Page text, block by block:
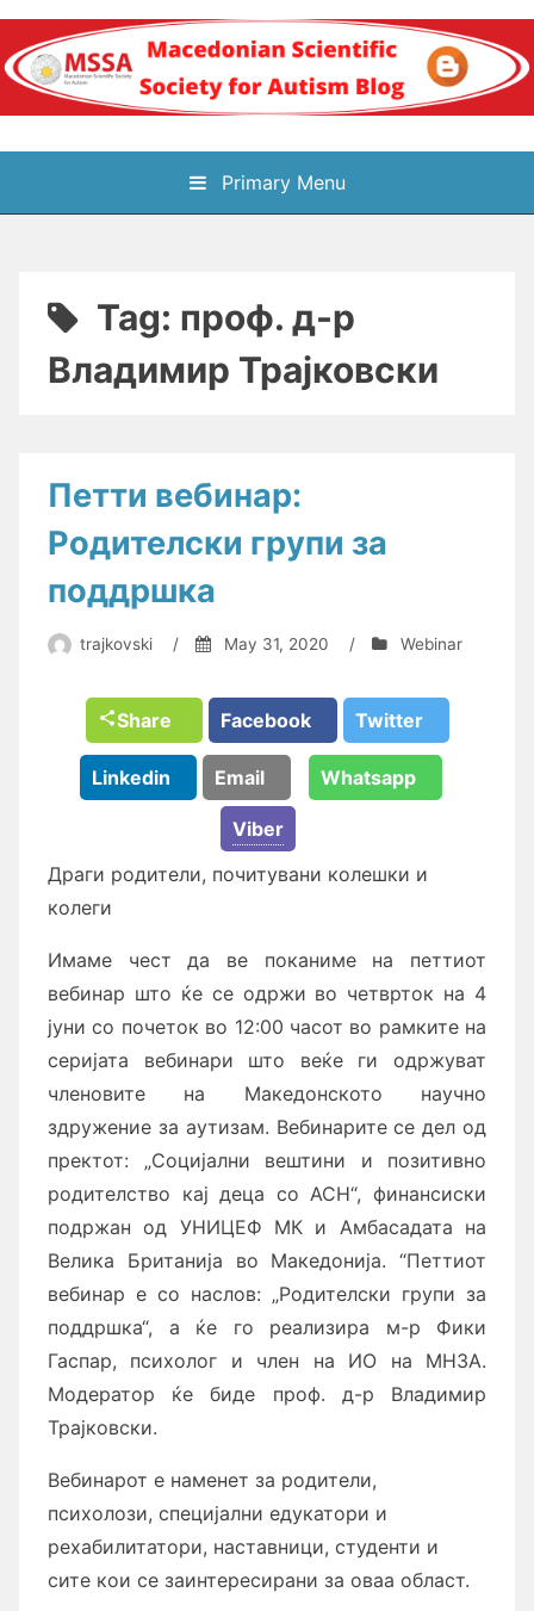
Skip
content
Блог на
Македонското научно
здружение за
аутизам
Primary Menu
Tag: проф. д-р
Владимир Трајковски
Петти вебинар:
Родителски групи за
поддршка
trajkovski / May 31, 2020 / Webinar
Share Facebook Twitter
Linkedin Email Whatsapp
Viber
Драги родители, почитувани колешки и
колеги
Имаме чест да ве поканиме на петтиот
вебинар што ќе се одржи во четврток на 4
јуни со почеток во 12:00 часот во рамките на
серијата вебинари што веќе ги одржуват
членовите на Македонското научно
здружение за аутизам. Вебинарите се дел од
пректот: „Социјални вештини и позитивно
родителство кај деца со АСН“, финансиски
подржан од УНИЦЕФ МК и Амбасадата на
Велика Британија во Македонија. “Петтиот
вебинар е со наслов: „Родителски групи за
поддршка“, а ќе го реализира м-р Фики
Гаспар, психолог и член на ИО на МНЗА.
Модератор ќе биде проф. д-р Владимир
Трајковски.
Вебинарот е наменет за родители,
психолози, специјални едукатори и
рехабилитатори, наставници, студенти и
сите кои се заинтересирани за оваа област.